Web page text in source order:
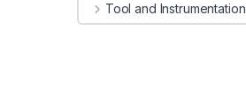
Tool and Instrumentation